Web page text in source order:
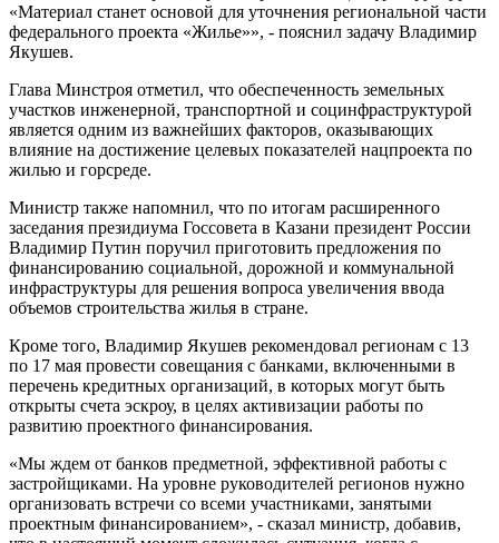
«Материал станет основой для уточнения региональной части
федерального проекта «Жилье»», - пояснил задачу Владимир
Якушев.
Глава Минстроя отметил, что обеспеченность земельных
участков инженерной, транспортной и социнфраструктурой
является одним из важнейших факторов, оказывающих
влияние на достижение целевых показателей нацпроекта по
жилью и горсреде.
Министр также напомнил, что по итогам расширенного
заседания президиума Госсовета в Казани президент России
Владимир Путин поручил приготовить предложения по
финансированию социальной, дорожной и коммунальной
инфраструктуры для решения вопроса увеличения ввода
объемов строительства жилья в стране.
Кроме того, Владимир Якушев рекомендовал регионам с 13
по 17 мая провести совещания с банками, включенными в
перечень кредитных организаций, в которых могут быть
открыты счета эскроу, в целях активизации работы по
развитию проектного финансирования.
«Мы ждем от банков предметной, эффективной работы с
застройщиками. На уровне руководителей регионов нужно
организовать встречи со всеми участниками, занятыми
проектным финансированием», - сказал министр, добавив,